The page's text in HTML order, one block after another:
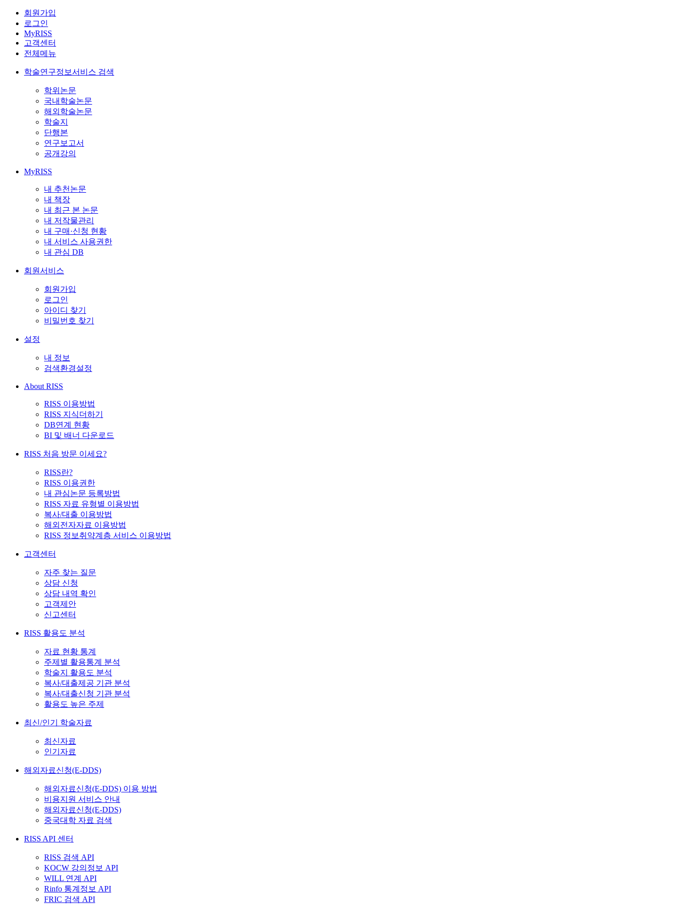
회원가입
로그인
MyRISS
고객센터
전체메뉴
학술연구정보서비스 검색
학위논문
국내학술논문
해외학술논문
학술지
단행본
연구보고서
공개강의
MyRISS
내 추천논문
내 책장
내 최근 본 논문
내 저작물관리
내 구매·신청 현황
내 서비스 사용권한
내 관심 DB
회원서비스
회원가입
로그인
아이디 찾기
비밀번호 찾기
설정
내 정보
검색환경설정
About RISS
RISS 이용방법
RISS 지식더하기
DB연계 현황
BI 및 배너 다운로드
RISS 처음 방문 이세요?
RISS란?
RISS 이용권한
내 관심논문 등록방법
RISS 자료 유형별 이용방법
복사/대출 이용방법
해외전자자료 이용방법
RISS 정보취약계층 서비스 이용방법
고객센터
자주 찾는 질문
상담 신청
상담 내역 확인
고객제안
신고센터
RISS 활용도 분석
자료 현황 통계
주제별 활용통계 분석
학술지 활용도 분석
복사/대출제공 기관 분석
복사/대출신청 기관 분석
활용도 높은 주제
최신/인기 학술자료
최신자료
인기자료
해외자료신청(E-DDS)
해외자료신청(E-DDS) 이용 방법
비용지원 서비스 안내
해외자료신청(E-DDS)
중국대학 자료 검색
RISS API 센터
RISS 검색 API
KOCW 강의정보 API
WILL 연계 API
Rinfo 통계정보 API
FRIC 검색 API